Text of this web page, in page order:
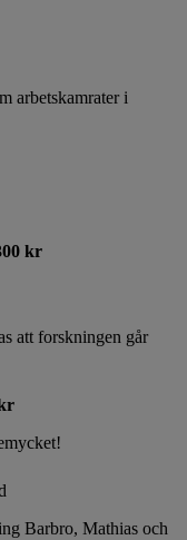
arbetskamrater i
kr
att forskningen går
Barbro, Mathias och